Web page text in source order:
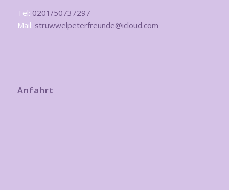
Tel: 0201/50737297
Mail: struwwelpeterfreunde@icloud.com
Anfahrt